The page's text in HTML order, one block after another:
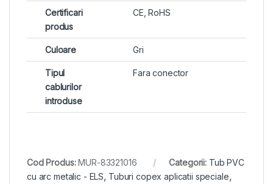
Certificari
produs
CE, RoHS
Culoare Gri
Tipul
cablurilor
introduse
Fara conector
Cod Produs:MUR-83321016 Categorii: Tub PVC
cu arc metalic - ELS, Tuburi copex aplicatii speciale,